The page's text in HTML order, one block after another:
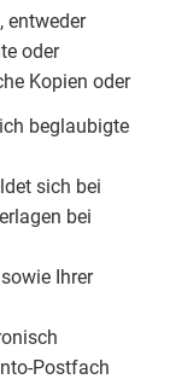
entweder
oder
Kopien oder
beglaubigte
sich bei
bei
Ihrer
Postfach